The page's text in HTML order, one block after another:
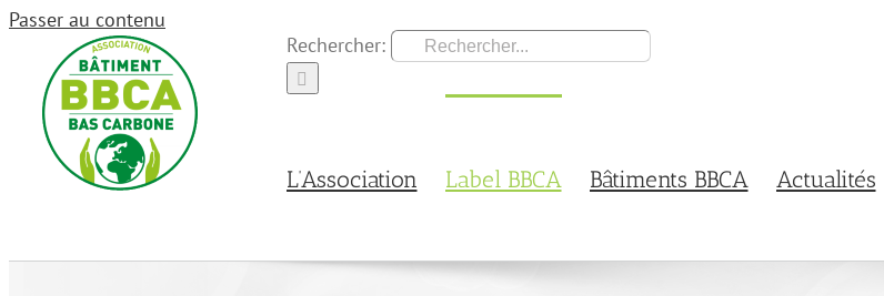
Passer au contenu
Rechercher:
L’Association Label BBCA Bâtiments BBCA Actualités